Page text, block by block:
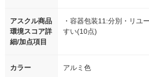
アスクル商品
環境スコア詳
細/加点項目
・容器包装11:分別・リユ
すい(10点)
カラー アルミ色